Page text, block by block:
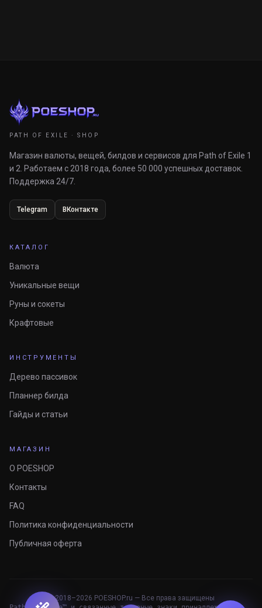
PATH OF EXILE · SHOP
Магазин валюты, вещей, билдов и сервисов для Path of Exile 1
и 2. Работаем с 2018 года, более 50 000 успешных доставок.
Поддержка 24/7.
Telegram ВКонтакте
КАТАЛОГ
Валюта
Уникальные вещи
Руны и сокеты
Крафтовые
ИНСТРУМЕНТЫ
Дерево пассивок
Планнер билда
Гайды и статьи
МАГАЗИН
О POESHOP
Контакты
FAQ
Политика конфиденциальности
Публичная оферта
© 2018–2026 POESHOP.ru — Все права защищены